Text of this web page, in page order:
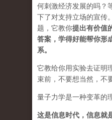
何刺激经济发展的吗？
下了对支持立场的宣传
题，它教你提出有价值
答案，学得好能帮你形
系。
它教给你用实验去证明
束前，不要想当然，不
量子力学是一种变革的
这是信息时代，信息就